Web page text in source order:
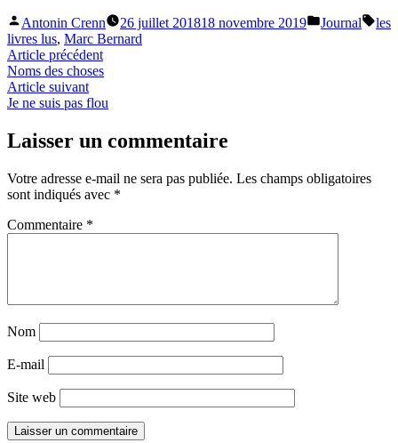
Publié
par
Antonin Crenn 26 juillet 201818 novembre 2019
Publié
Journal
les
livres lus, Marc Bernard
Navigation
de
l’article
Article précédentArticle
précédent :
Noms des choses
Article suivantArticle
suivant :
Je ne suis pas flou
Laisser un commentaire
Votre adresse e-mail ne sera pas publiée. Les champs obligatoires
sont indiqués avec *
Commentaire *
Nom
E-mail
Site web